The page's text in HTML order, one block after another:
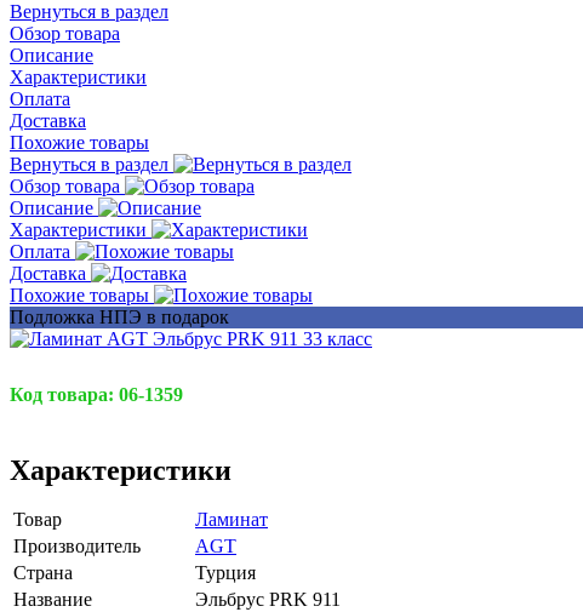
Вернуться в раздел
Обзор товара
Описание
Характеристики
Оплата
Доставка
Похожие товары
Вернуться в раздел
Обзор товара
Описание
Характеристики
Оплата
Доставка
Похожие товары
Подложка НПЭ в подарок
Код товара: 06-1359
Характеристики
Товар
Ламинат
Производитель
AGT
Страна
Турция
Название
Эльбрус PRK 911